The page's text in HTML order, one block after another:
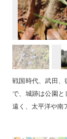
戦国時代、武田、
で、城跡は公園と
遠く、太平洋や南